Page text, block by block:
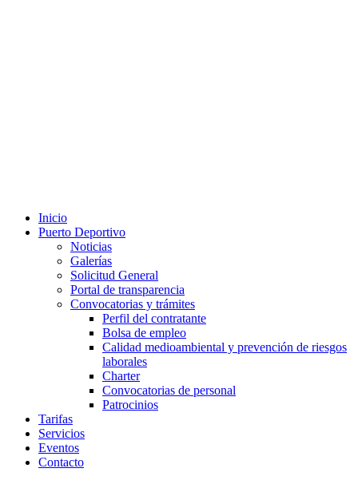
Inicio
Puerto Deportivo
Noticias
Galerías
Solicitud General
Portal de transparencia
Convocatorias y trámites
Perfil del contratante
Bolsa de empleo
Calidad medioambiental y prevención de riesgos
laborales
Charter
Convocatorias de personal
Patrocinios
Tarifas
Servicios
Eventos
Contacto